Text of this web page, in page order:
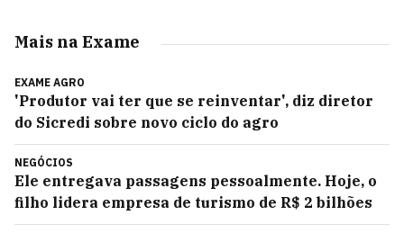
Mais na Exame
EXAME AGRO
'Produtor vai ter que se reinventar', diz diretor
do Sicredi sobre novo ciclo do agro
NEGÓCIOS
Ele entregava passagens pessoalmente. Hoje, o
filho lidera empresa de turismo de R$ 2 bilhões